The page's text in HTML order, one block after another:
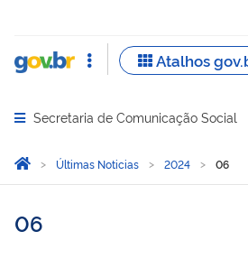
Abrir menu principal de navegação
Secretaria de Comunicação Social
Você está aqui:
InicioÚltimas Noticias 2024 06
06